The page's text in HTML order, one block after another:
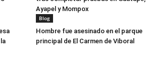
Ayapel y Mompox
Blog
Hombre fue asesinado en el parque
principal de El Carmen de Viboral